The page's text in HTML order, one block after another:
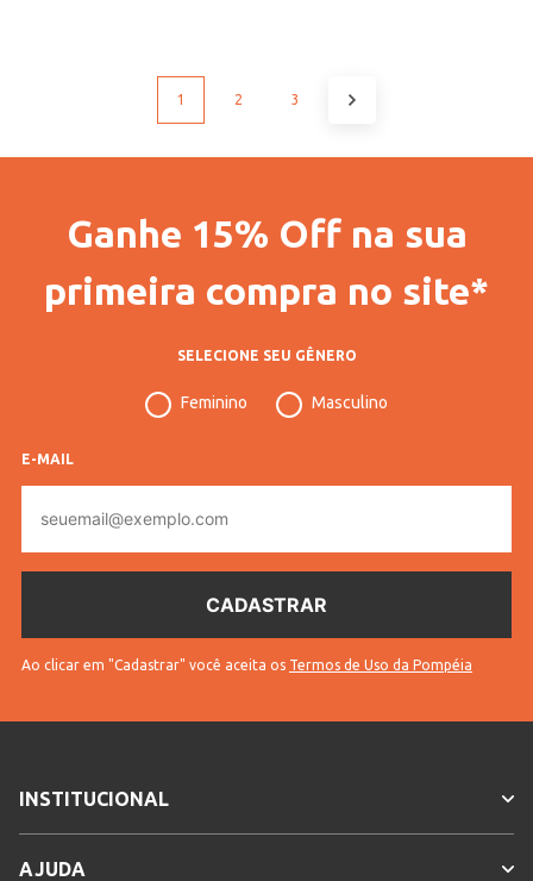
1 2 3
Ganhe 15% Off na sua
primeira compra no site*
SELECIONE SEU GÊNERO
Feminino Masculino
E-MAIL
mail
Ao clicar em "Cadastrar" você aceita os Termos de Uso da Pompéia
INSTITUCIONAL
AJUDA